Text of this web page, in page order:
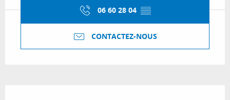
06 60 28 04 ▒▒
CONTACTEZ-NOUS